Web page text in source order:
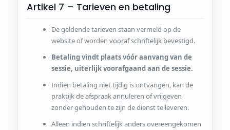
Artikel 7 – Tarieven en betaling
De geldende tarieven staan vermeld op de
website of worden vooraf schriftelijk bevestigd.
Betaling vindt plaats vóór aanvang van de
sessie, uiterlijk voorafgaand aan de sessie.
Indien betaling niet tijdig is ontvangen, kan de
praktijk de afspraak annuleren of vrijgeven
zonder gehouden te zijn de dienst te leveren.
Alleen indien schriftelijk anders overeengekomen